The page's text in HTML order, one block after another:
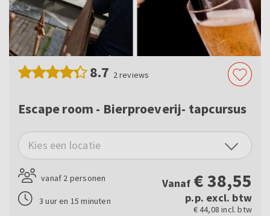
8.7 2reviews
Escape room - Bierproeverij- tapcursus
Kies een locatie
vanaf 2 personen
3 uur en 15 minuten
Vanaf €38,55
p.p. excl. btw
€ 44,08 incl. btw